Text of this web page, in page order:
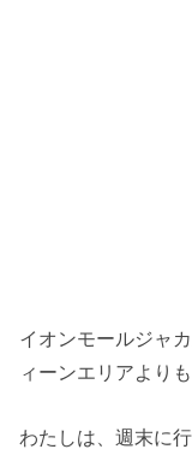
イオンモールジャ
ィーンエリアより
わたしは、週末に